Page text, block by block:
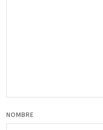
NOMBRE